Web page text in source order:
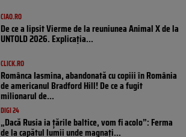
CIAO.RO
De ce a lipsit Vierme de la reuniunea Animal X de la
UNTOLD 2026. Explicația...
CLICK.RO
Românca Iasmina, abandonată cu copiii în România
de americanul Bradford Hill! De ce a fugit
milionarul de...
DIGI 24
„Dacă Rusia ia țările baltice, vom fi acolo”: Ferma
de la capătul lumii unde magnați...